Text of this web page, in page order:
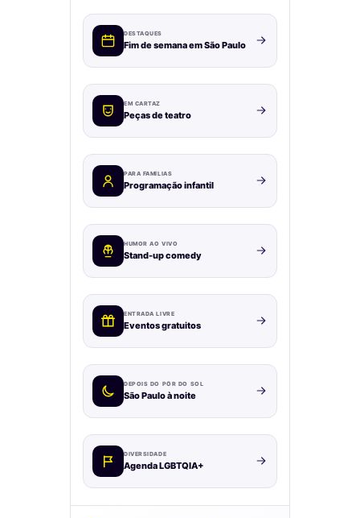
DESTAQUES
Fim de semana em São Paulo
EM CARTAZ
Peças de teatro
PARA FAMÍLIAS
Programação infantil
HUMOR AO VIVO
Stand-up comedy
ENTRADA LIVRE
Eventos gratuitos
DEPOIS DO PÔR DO SOL
São Paulo à noite
DIVERSIDADE
Agenda LGBTQIA+